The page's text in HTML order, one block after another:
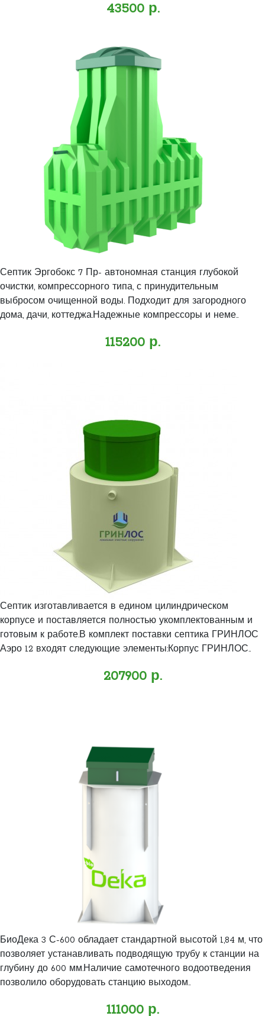
43500 р.
Септик Эргобокс 7 Пр- автономная станция глубокой
очистки, компрессорного типа, с принудительным
выбросом очищенной воды. Подходит для загородного
дома, дачи, коттеджа.Надежные компрессоры и неме..
115200 р.
Септик изготавливается в едином цилиндрическом
корпусе и поставляется полностью укомплектованным и
готовым к работе.В комплект поставки септика ГРИНЛОС
Аэро 12 входят следующие элементы:Корпус ГРИНЛОС..
207900 р.
БиоДека 3 С-600 обладает стандартной высотой 1,84 м, что
позволяет устанавливать подводящую трубу к станции на
глубину до 600 мм.Наличие самотечного водоотведения
позволило оборудовать станцию выходом..
111000 р.